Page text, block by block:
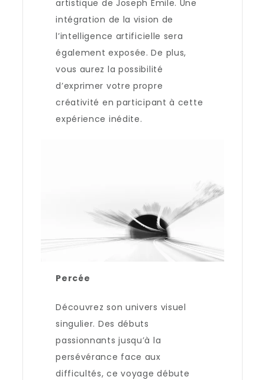
artistique de Joseph Emile. Une
intégration de la vision de
l’intelligence artificielle sera
également exposée. De plus,
vous aurez la possibilité
d’exprimer votre propre
créativité en participant à cette
expérience inédite.
Percée
Découvrez son univers visuel
singulier. Des débuts
passionnants jusqu’à la
persévérance face aux
difficultés, ce voyage débute